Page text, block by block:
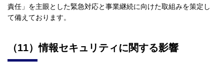
責任」を主眼とした緊急対応と事業継続に向けた取組みを策定し
て備えております。
（11）情報セキュリティに関する影響